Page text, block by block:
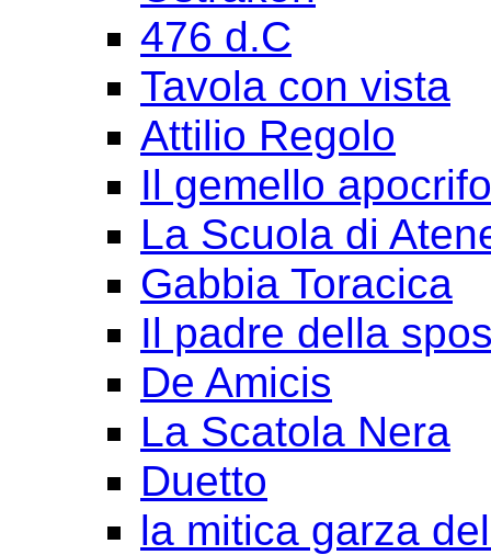
476 d.C
Tavola con vista
Attilio Regolo
Il gemello apocrifo
La Scuola di
Gabbia Toracica
Il padre della
De Amicis
La Scatola Nera
Duetto
la mitica garza